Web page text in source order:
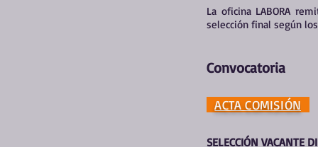
La oficina LABORA
selección final según
Convocatoria
ACTA COMISIÓN
SELECCIÓN VACANTE